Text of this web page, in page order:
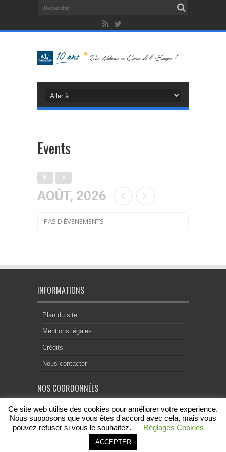
Events
AOÛT, 2026
PAS D'ÉVÉNEMENTS
INFORMATIONS
Plan du site
Mentions légales
Crédits
Nous contacter
NOS COORDONNÉES
Centre Notarial de Droit Européen
18, rue Chevreul
69007 Lyon
contact@acenode.eu
Ce site web utilise des cookies pour améliorer votre experience.
Nous supposons que vous êtes d'accord avec cela, mais vous
pouvez refuser si vous le souhaitez.
Réglages Cookies
ACCEPTER